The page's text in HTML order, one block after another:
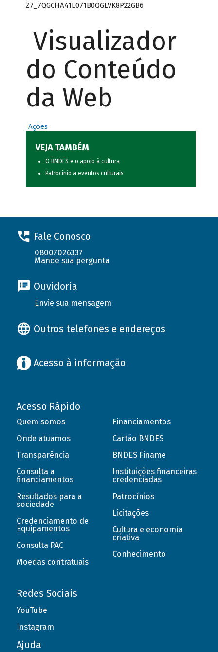
Z7_7QGCHA41L071B0QGLVK8P22GB6
Visualizador
do Conteúdo
da Web
Ações
VEJA TAMBÉM
O BNDES e o apoio à cultura
Patrocínio a eventos culturais
Fale Conosco
08007026337
Mande sua pergunta
Ouvidoria
Envie sua mensagem
Outros telefones e endereços
Acesso à informação
Acesso Rápido
Quem somos
Onde atuamos
Transparência
Consulta a
financiamentos
Resultados para a
sociedade
Credenciamento de
Equipamentos
Consulta PAC
Moedas contratuais
Financiamentos
Cartão BNDES
BNDES Finame
Instituições financeiras
credenciadas
Patrocínios
Licitações
Cultura e economia
criativa
Conhecimento
Redes Sociais
YouTube
Instagram
Ajuda